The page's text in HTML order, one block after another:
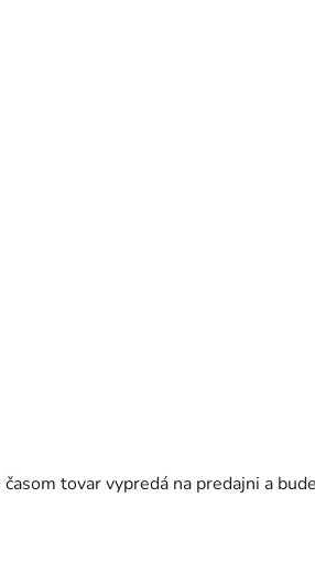
tovar vypredá na predajni a